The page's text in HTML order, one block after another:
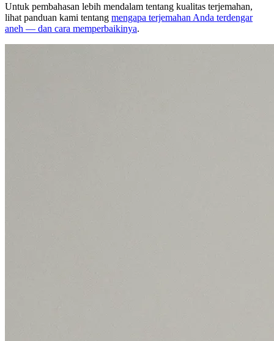
Untuk pembahasan lebih mendalam tentang kualitas terjemahan,
lihat panduan kami tentang mengapa terjemahan Anda terdengar
aneh — dan cara memperbaikinya.